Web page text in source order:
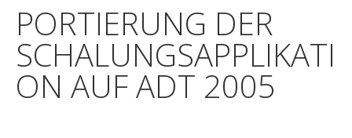
PORTIERUNG DER
SCHALUNGSAPPLIKATI
ON AUF ADT 2005